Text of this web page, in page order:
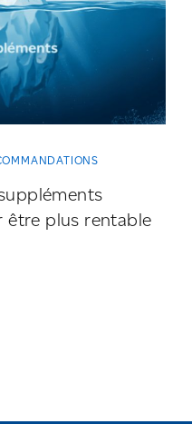
être plus rentable